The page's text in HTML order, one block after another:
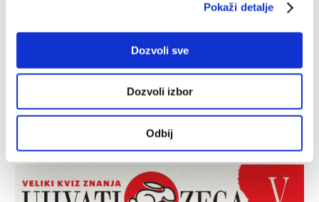
Pokaži detalje
Dozvoli sve
Dozvoli izbor
Odbij